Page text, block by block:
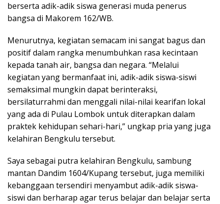
berserta adik-adik siswa generasi muda penerus
bangsa di Makorem 162/WB.
Menurutnya, kegiatan semacam ini sangat bagus dan
positif dalam rangka menumbuhkan rasa kecintaan
kepada tanah air, bangsa dan negara. “Melalui
kegiatan yang bermanfaat ini, adik-adik siswa-siswi
semaksimal mungkin dapat berinteraksi,
bersilaturrahmi dan menggali nilai-nilai kearifan lokal
yang ada di Pulau Lombok untuk diterapkan dalam
praktek kehidupan sehari-hari,” ungkap pria yang juga
kelahiran Bengkulu tersebut.
Saya sebagai putra kelahiran Bengkulu, sambung
mantan Dandim 1604/Kupang tersebut, juga memiliki
kebanggaan tersendiri menyambut adik-adik siswa-
siswi dan berharap agar terus belajar dan belajar serta